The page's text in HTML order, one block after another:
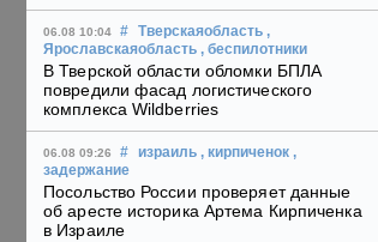
06.08 10:04 # Тверскаяобласть ,
Ярославскаяобласть , беспилотники
В Тверской области обломки БПЛА
повредили фасад логистического
комплекса Wildberries
06.08 09:26 # израиль , кирпиченок ,
задержание
Посольство России проверяет данные
об аресте историка Артема Кирпиченка
в Израиле